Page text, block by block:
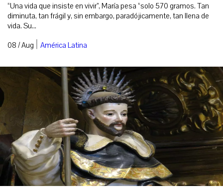
“Una vida que insiste en vivir”, María pesa “solo 570 gramos. Tan
diminuta, tan frágil y, sin embargo, paradójicamente, tan llena de
vida. Su...
08 / Aug | América Latina